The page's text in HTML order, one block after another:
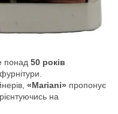
понад 50 років
«Mariani» пропонує
на